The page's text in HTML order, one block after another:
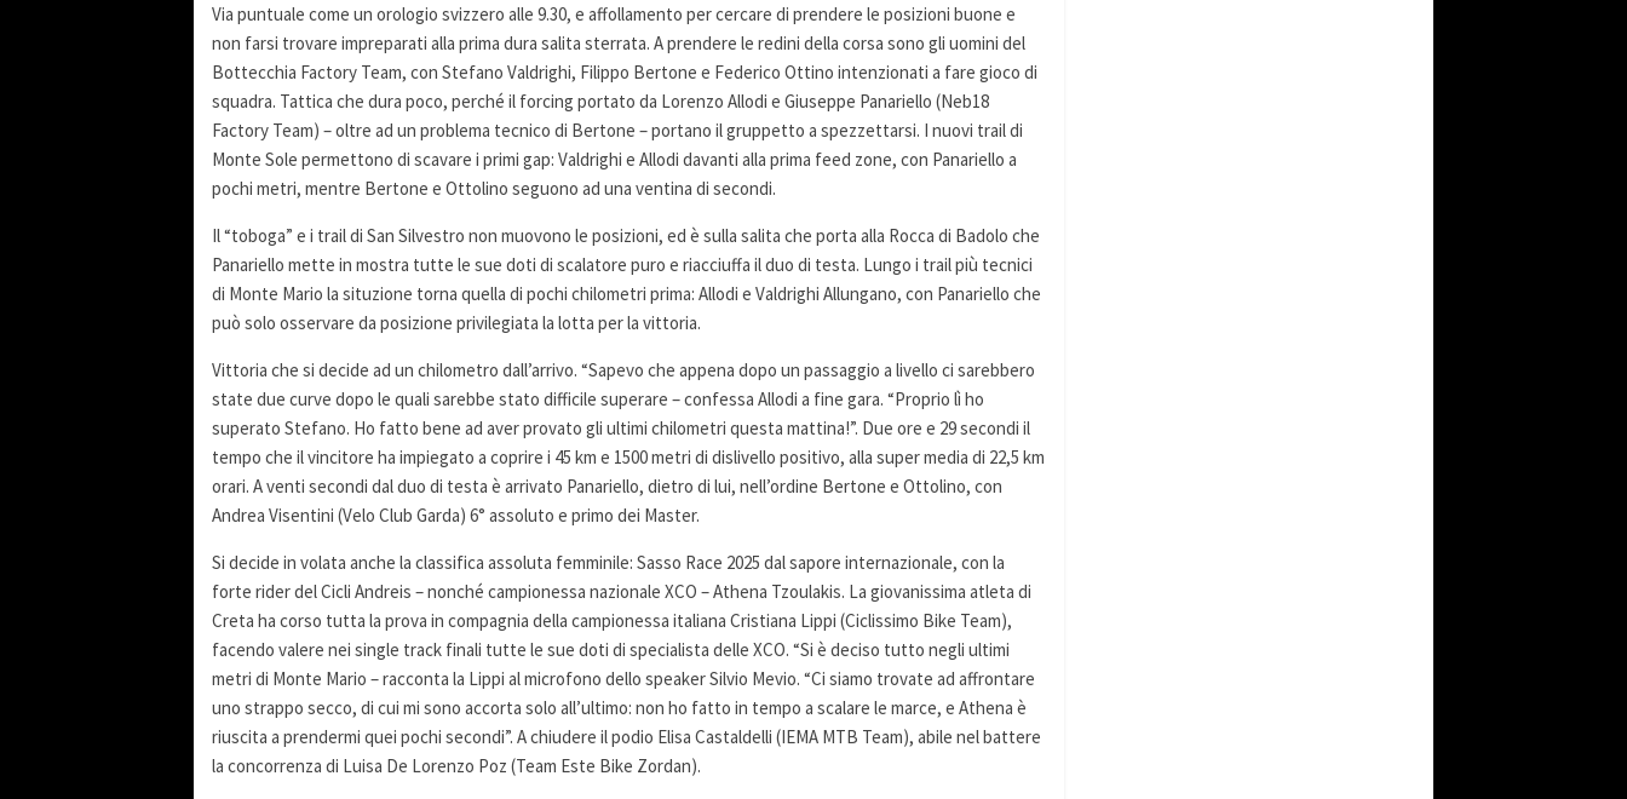
Via puntuale come un orologio svizzero alle 9.30, e affollamento per cercare di prendere le posizioni buone e
non farsi trovare impreparati alla prima dura salita sterrata. A prendere le redini della corsa sono gli uomini del
Bottecchia Factory Team, con Stefano Valdrighi, Filippo Bertone e Federico Ottino intenzionati a fare gioco di
squadra. Tattica che dura poco, perché il forcing portato da Lorenzo Allodi e Giuseppe Panariello (Neb18
Factory Team) – oltre ad un problema tecnico di Bertone – portano il gruppetto a spezzettarsi. I nuovi trail di
Monte Sole permettono di scavare i primi gap: Valdrighi e Allodi davanti alla prima feed zone, con Panariello a
pochi metri, mentre Bertone e Ottolino seguono ad una ventina di secondi.
Il “toboga” e i trail di San Silvestro non muovono le posizioni, ed è sulla salita che porta alla Rocca di Badolo che
Panariello mette in mostra tutte le sue doti di scalatore puro e riacciuffa il duo di testa. Lungo i trail più tecnici
di Monte Mario la situzione torna quella di pochi chilometri prima: Allodi e Valdrighi Allungano, con Panariello che
può solo osservare da posizione privilegiata la lotta per la vittoria.
Vittoria che si decide ad un chilometro dall’arrivo. “Sapevo che appena dopo un passaggio a livello ci sarebbero
state due curve dopo le quali sarebbe stato difficile superare – confessa Allodi a fine gara. “Proprio lì ho
superato Stefano. Ho fatto bene ad aver provato gli ultimi chilometri questa mattina!”. Due ore e 29 secondi il
tempo che il vincitore ha impiegato a coprire i 45 km e 1500 metri di dislivello positivo, alla super media di 22,5 km
orari. A venti secondi dal duo di testa è arrivato Panariello, dietro di lui, nell’ordine Bertone e Ottolino, con
Andrea Visentini (Velo Club Garda) 6° assoluto e primo dei Master.
Si decide in volata anche la classifica assoluta femminile: Sasso Race 2025 dal sapore internazionale, con la
forte rider del Cicli Andreis – nonché campionessa nazionale XCO – Athena Tzoulakis. La giovanissima atleta di
Creta ha corso tutta la prova in compagnia della campionessa italiana Cristiana Lippi (Ciclissimo Bike Team),
facendo valere nei single track finali tutte le sue doti di specialista delle XCO. “Si è deciso tutto negli ultimi
metri di Monte Mario – racconta la Lippi al microfono dello speaker Silvio Mevio. “Ci siamo trovate ad affrontare
uno strappo secco, di cui mi sono accorta solo all’ultimo: non ho fatto in tempo a scalare le marce, e Athena è
riuscita a prendermi quei pochi secondi”. A chiudere il podio Elisa Castaldelli (IEMA MTB Team), abile nel battere
la concorrenza di Luisa De Lorenzo Poz (Team Este Bike Zordan).